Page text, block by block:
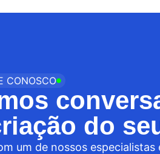
CONOSCO
do
um de nossos especialistas